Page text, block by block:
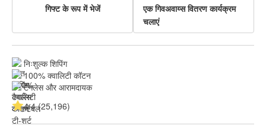
गिफ्ट के रूप में भेजें
एक गिवअवाय्स वितरण कार्यक्रम
चलाएं
निःशुल्क शिपिंग
100% क्वालिटी कॉटन
टैगलेस और आरामदायक
4.4 (25,196)